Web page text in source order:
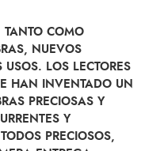
COMO
NUEVOS
LOS LECTORES
HAN INVENTADO UN
PRECIOSAS Y
Y
PRECIOSOS,